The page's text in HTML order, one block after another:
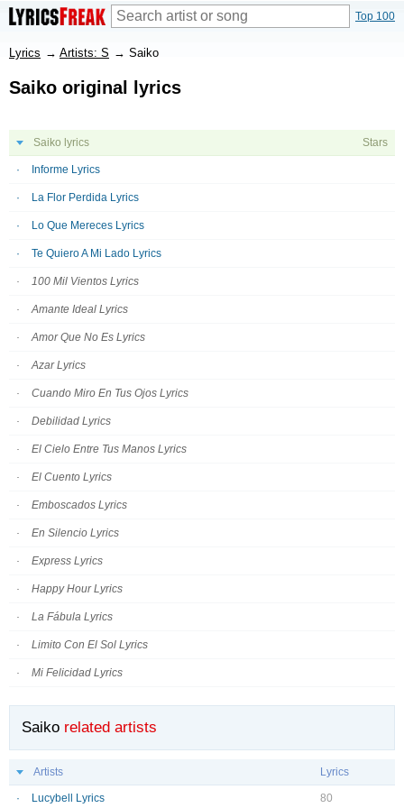
Top 100
Lyrics → Artists: S → Saiko
Saiko original lyrics
Saiko lyrics Stars
Informe Lyrics
La Flor Perdida Lyrics
Lo Que Mereces Lyrics
Te Quiero A Mi Lado Lyrics
100 Mil Vientos Lyrics
Amante Ideal Lyrics
Amor Que No Es Lyrics
Azar Lyrics
Cuando Miro En Tus Ojos Lyrics
Debilidad Lyrics
El Cielo Entre Tus Manos Lyrics
El Cuento Lyrics
Emboscados Lyrics
En Silencio Lyrics
Express Lyrics
Happy Hour Lyrics
La Fábula Lyrics
Limito Con El Sol Lyrics
Mi Felicidad Lyrics
Saiko related artists
Artists Lyrics
Lucybell Lyrics 80